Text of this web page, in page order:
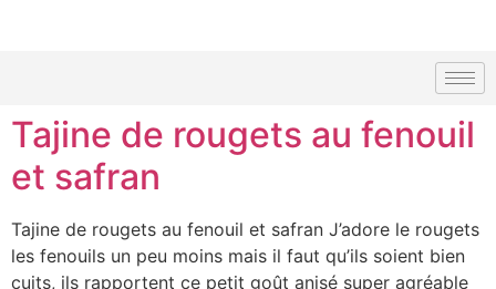
Tajine de rougets au fenouil
et safran
Tajine de rougets au fenouil et safran J’adore le rougets
les fenouils un peu moins mais il faut qu’ils soient bien
cuits, ils rapportent ce petit goût anisé super agréable